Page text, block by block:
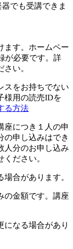
でも受講できま
ます。ホームペー
が必要です。詳
さい。
スをお持ちでない
様用の読売IDを
る方法
座につき１人の申
の申し込みはでき
人分のお申し込み
ださい。
合があります。
の金額です。講座
なる場合があり